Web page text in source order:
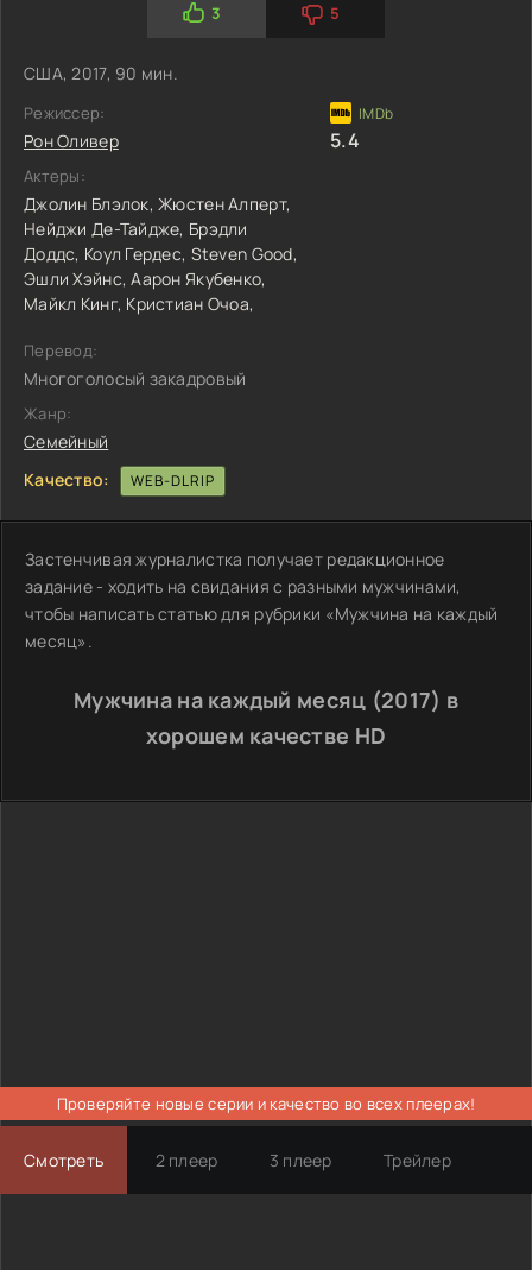
3 5
США, 2017, 90 мин.
Режиссер:
Рон Оливер
Актеры:
Джолин Блэлок,Жюстен Алперт,
Нейджи Де-Тайдже, Брэдли
Доддс, Коул Гердес, Steven Good,
Эшли Хэйнс,Аарон Якубенко,
Майкл Кинг, Кристиан Очоа,
5.4
Перевод:
Многоголосый закадровый
Жанр:
Семейный
Качество:
WEB-DLRIP
Застенчивая журналистка получает редакционное
задание - ходить на свидания с разными мужчинами,
чтобы написать статью для рубрики «Мужчина на каждый
месяц».
Мужчина на каждый месяц (2017) в
хорошем качестве HD
Проверяйте новые серии и качество во всех плеерах!
Смотреть 2 плеер 3 плеер Трейлер